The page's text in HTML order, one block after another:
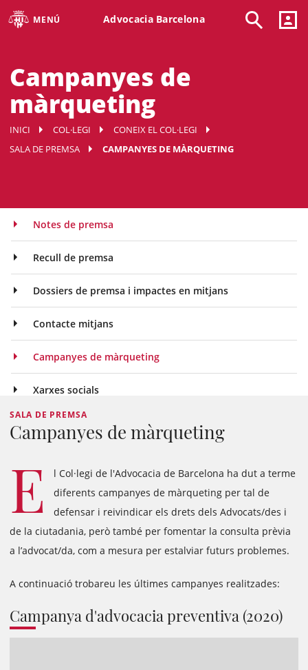
MENÚ Advocacia Barcelona
Campanyes de
màrqueting
INICI COL·LEGI
CONEIX EL COL·LEGI
SALA DE PREMSA
CAMPANYES DE MÀRQUETING
Notes de premsa
Recull de premsa
Dossiers de premsa i impactes en mitjans
Contacte mitjans
Campanyes de màrqueting
Xarxes socials
SALA DE PREMSA
Campanyes de màrqueting
E
l Col·legi de l'Advocacia de Barcelona ha dut a terme
diferents campanyes de màrqueting per tal de
defensar i reivindicar els drets dels Advocats/des i
de la ciutadania, però també per fomentar la consulta prèvia
a l’advocat/da, com a mesura per estalviar futurs problemes.
A continuació trobareu les últimes campanyes realitzades:
Campanya d'advocacia preventiva (2020)